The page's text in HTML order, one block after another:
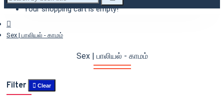
Your shopping cart is empty!
Sex | பாலியல் - காமம்
Sex | பாலியல் - காமம்
Filter Clear